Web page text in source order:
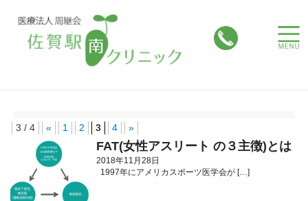
toggle
3 / 4 « 1 2 3 4 »
FAT(女性アスリート の３主徴)とは
2018年11月28日
1997年にアメリカスポーツ医学会が […]